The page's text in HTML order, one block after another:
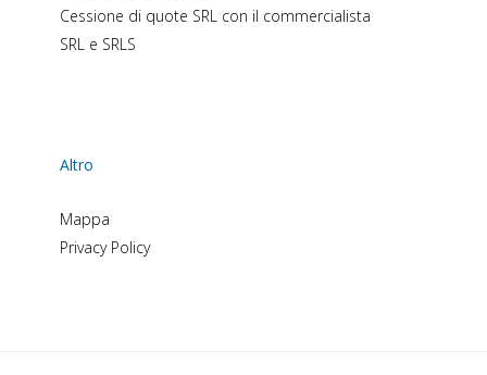
Cessione di quote SRL con il commercialista
SRL e SRLS
Altro
Mappa
Privacy Policy